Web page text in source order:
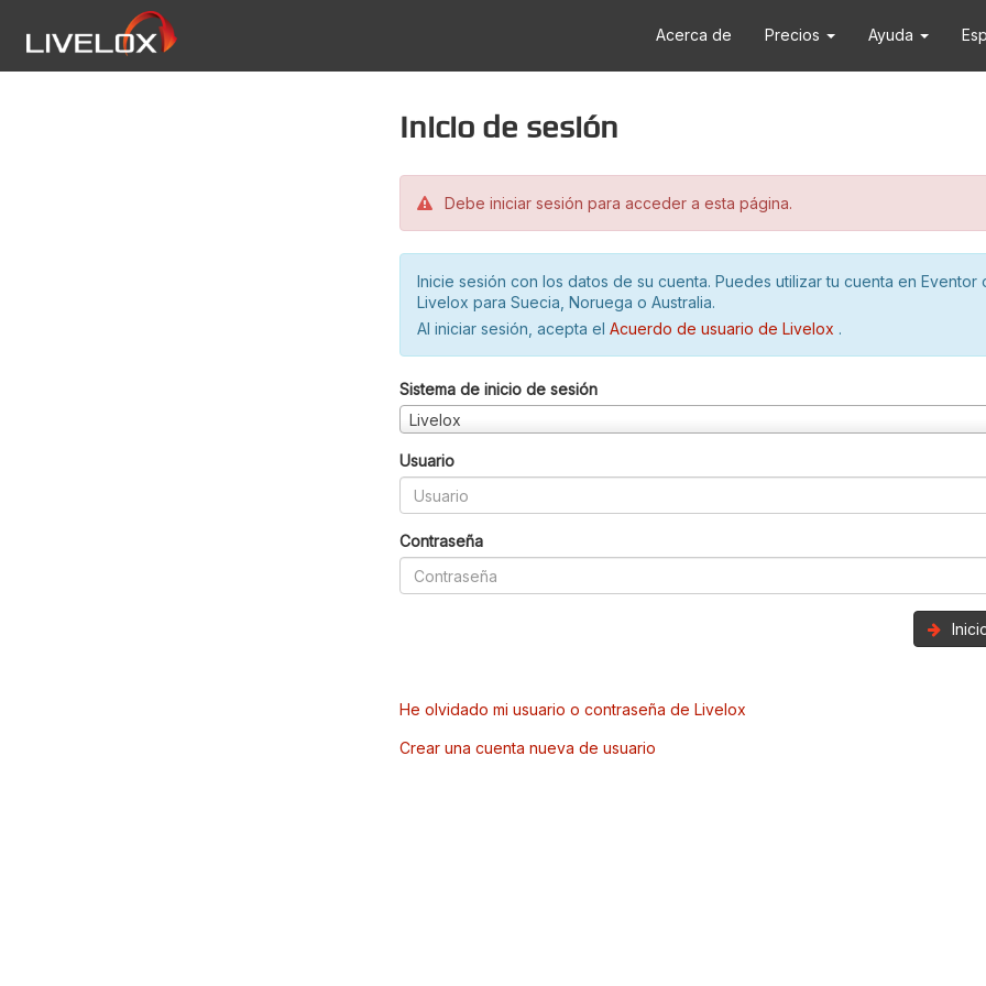
Acerca de Precios Ayuda
Inicio de sesión
Debe iniciar sesión para acceder a esta página.
Inicie sesión con los datos de su cuenta. Puedes utilizar tu cuenta en Eventor
Livelox para Suecia, Noruega o Australia.
Al iniciar sesión, acepta el Acuerdo de usuario de Livelox .
Sistema de inicio de sesión
Livelox
Usuario
Contraseña
He olvidado mi usuario o contraseña de Livelox
Crear una cuenta nueva de usuario